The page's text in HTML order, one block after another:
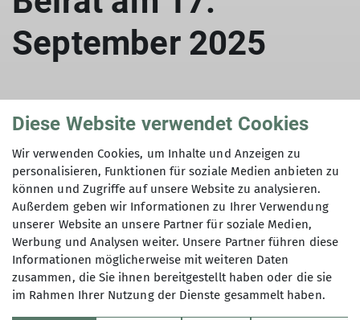
September 2025
Der Vorstand berichtet
17.09.2025
Sektion News Der Vorstand Berichtet
Sektionszentrum
Geplante Erweiterung der Photovoltaikanlage
durch einen Batteriespeicher
Eine Erweiterung, zumindest des
Diese Website verwendet Cookies
Wir verwenden Cookies, um Inhalte und Anzeigen zu
personalisieren, Funktionen für soziale Medien anbieten zu
können und Zugriffe auf unsere Website zu analysieren.
Außerdem geben wir Informationen zu Ihrer Verwendung
unserer Website an unsere Partner für soziale Medien,
Werbung und Analysen weiter. Unsere Partner führen diese
Informationen möglicherweise mit weiteren Daten
zusammen, die Sie ihnen bereitgestellt haben oder die sie
im Rahmen Ihrer Nutzung der Dienste gesammelt haben.